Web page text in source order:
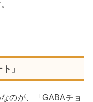
」
のが、「GABAチョ